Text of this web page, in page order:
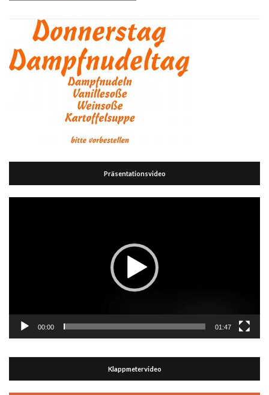
Präsentationsvideo
00:00 01:47
Klappmetervideo